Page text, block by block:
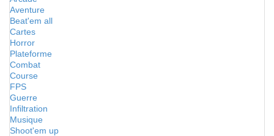
Aventure
Beat'em all
Cartes
Horror
Plateforme
Combat
Course
FPS
Guerre
Infiltration
Musique
Shoot'em up